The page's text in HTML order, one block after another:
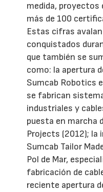
medida, proyectos
más de 100
Estas cifras
conquistados
que también se
como: la apertura
Sumcab Robotics
se fabrican
industriales y
puesta en marcha
Projects (2012); la
Sumcab Tailor
Pol de Mar,
fabricación de
reciente apertura